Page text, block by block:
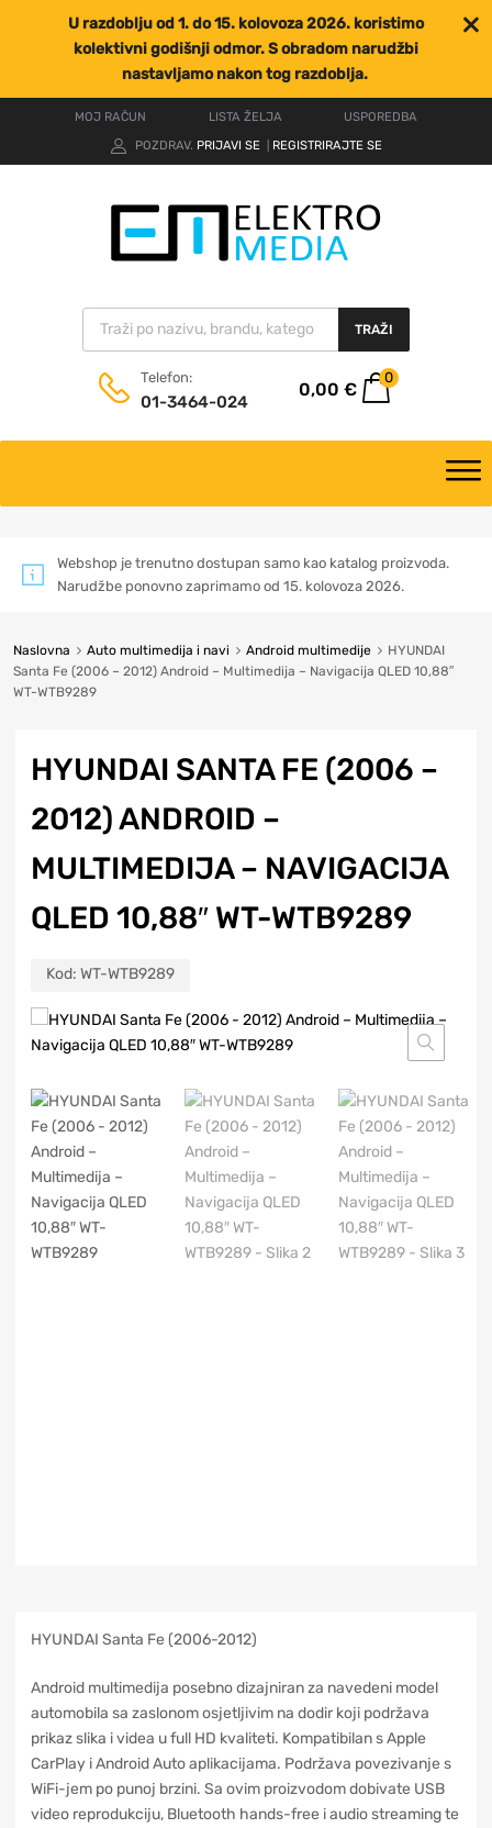
U razdoblju od 1. do 15. kolovoza 2026. koristimo
kolektivni godišnji odmor. S obradom narudžbi
nastavljamo nakon tog razdoblja.
MOJ RAČUN LISTA ŽELJA
USPOREDBA
POZDRAV. PRIJAVI SE REGISTRIRAJTE SE
TRAŽI
Telefon:
01-3464-024
0,00 €
0
Webshop je trenutno dostupan samo kao katalog proizvoda.
Narudžbe ponovno zaprimamo od 15. kolovoza 2026.
Naslovna Auto multimedija i navi Android multimedije
HYUNDAI
Santa Fe (2006 – 2012) Android – Multimedija – Navigacija QLED 10,88″
WT-WTB9289
HYUNDAI SANTA FE (2006 –
2012) ANDROID –
MULTIMEDIJA – NAVIGACIJA
QLED 10,88″ WT-WTB9289
Kod: WT-WTB9289
HYUNDAI Santa Fe (2006-2012)
Android multimedija posebno dizajniran za navedeni model
automobila sa zaslonom osjetljivim na dodir koji podržava
prikaz slika i videa u full HD kvaliteti. Kompatibilan s Apple
CarPlay i Android Auto aplikacijama. Podržava povezivanje s
WiFi-jem po punoj brzini. Sa ovim proizvodom dobivate USB
video reprodukciju, Bluetooth hands-free i audio streaming te